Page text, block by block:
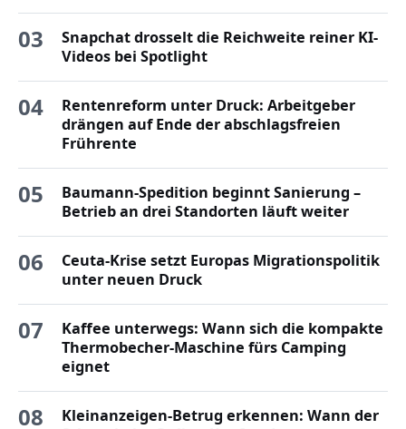
03
Snapchat drosselt die Reichweite reiner KI-
Videos bei Spotlight
04
Rentenreform unter Druck: Arbeitgeber
drängen auf Ende der abschlagsfreien
Frührente
05
Baumann-Spedition beginnt Sanierung –
Betrieb an drei Standorten läuft weiter
06
Ceuta-Krise setzt Europas Migrationspolitik
unter neuen Druck
07
Kaffee unterwegs: Wann sich die kompakte
Thermobecher-Maschine fürs Camping
eignet
08
Kleinanzeigen-Betrug erkennen: Wann der